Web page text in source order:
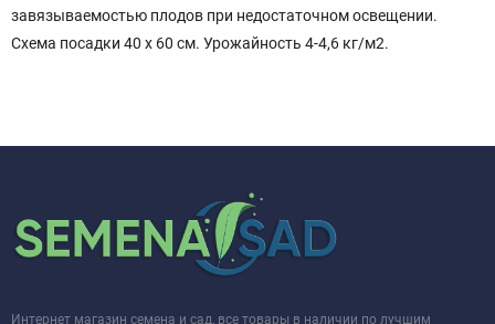
завязываемостью плодов при недостаточном освещении.
Схема посадки 40 x 60 см. Урожайность 4-4,6 кг/м2.
Интернет магазин семена и сад, все товары в наличии по лучшим